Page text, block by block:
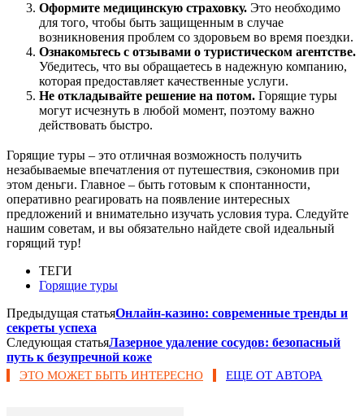
Оформите медицинскую страховку. Это необходимо
для того, чтобы быть защищенным в случае
возникновения проблем со здоровьем во время поездки.
Ознакомьтесь с отзывами о туристическом агентстве.
Убедитесь, что вы обращаетесь в надежную компанию,
которая предоставляет качественные услуги.
Не откладывайте решение на потом. Горящие туры
могут исчезнуть в любой момент, поэтому важно
действовать быстро.
Горящие туры – это отличная возможность получить
незабываемые впечатления от путешествия, сэкономив при
этом деньги. Главное – быть готовым к спонтанности,
оперативно реагировать на появление интересных
предложений и внимательно изучать условия тура. Следуйте
нашим советам, и вы обязательно найдете свой идеальный
горящий тур!
ТЕГИ
Горящие туры
Предыдущая статьяОнлайн-казино: современные тренды и
секреты успеха
Следующая статьяЛазерное удаление сосудов: безопасный
путь к безупречной коже
ЭТО МОЖЕТ БЫТЬ ИНТЕРЕСНО ЕЩЕ ОТ АВТОРА